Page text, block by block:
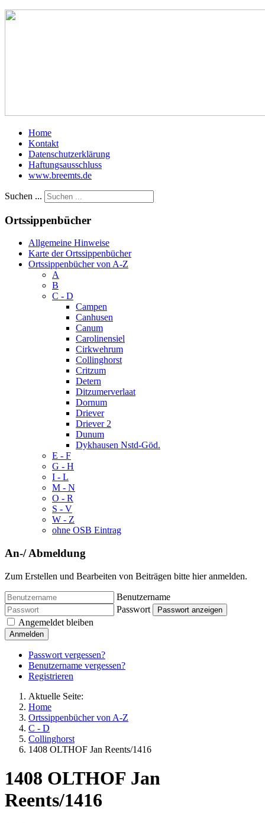
Home
Kontakt
Datenschutzerklärung
Haftungsausschluss
www.breemts.de
Suchen ...
Ortssippenbücher
Allgemeine Hinweise
Karte der Ortssippenbücher
Ortssippenbücher von A-Z
A
B
C - D
Campen
Canhusen
Canum
Carolinensiel
Cirkwehrum
Collinghorst
Critzum
Detern
Ditzumerverlaat
Dornum
Driever
Driever 2
Dunum
Dykhausen Nstd-Göd.
E - F
G - H
I - L
M - N
O - R
S - V
W - Z
ohne OSB Eintrag
An-/ Abmeldung
Zum Erstellen und Bearbeiten von Beiträgen bitte hier anmelden.
Benutzername
Passwort
Passwort anzeigen
Angemeldet bleiben
Anmelden
Passwort vergessen?
Benutzername vergessen?
Registrieren
Aktuelle Seite:
Home
Ortssippenbücher von A-Z
C - D
Collinghorst
1408 OLTHOF Jan Reents/1416
1408 OLTHOF Jan
Reents/1416